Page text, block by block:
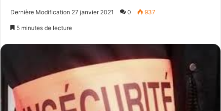
Dernière Modification 27 janvier 2021 0 937
5 minutes de lecture